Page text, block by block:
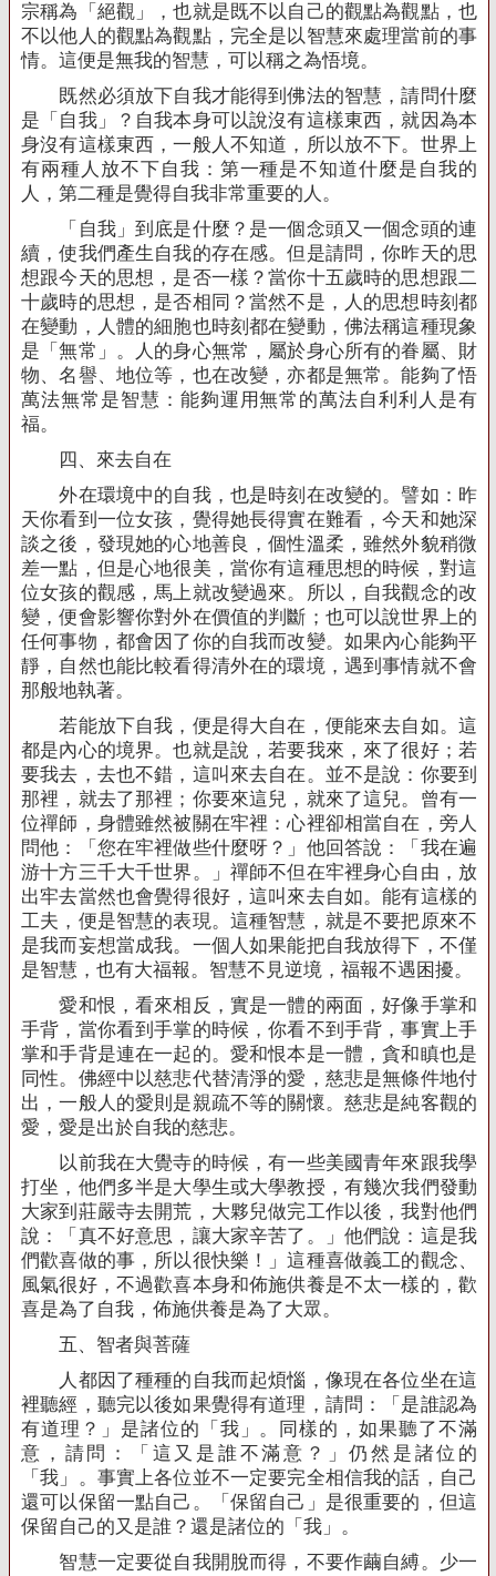
宗稱為「絕觀」，也就是既不以自己的觀點為觀點，也
不以他人的觀點為觀點，完全是以智慧來處理當前的事
情。這便是無我的智慧，可以稱之為悟境。
既然必須放下自我才能得到佛法的智慧，請問什麼
是「自我」？自我本身可以說沒有這樣東西，就因為本
身沒有這樣東西，一般人不知道，所以放不下。世界上
有兩種人放不下自我：第一種是不知道什麼是自我的
人，第二種是覺得自我非常重要的人。
「自我」到底是什麼？是一個念頭又一個念頭的連
續，使我們產生自我的存在感。但是請問，你昨天的思
想跟今天的思想，是否一樣？當你十五歲時的思想跟二
十歲時的思想，是否相同？當然不是，人的思想時刻都
在變動，人體的細胞也時刻都在變動，佛法稱這種現象
是「無常」。人的身心無常，屬於身心所有的眷屬、財
物、名譽、地位等，也在改變，亦都是無常。能夠了悟
萬法無常是智慧：能夠運用無常的萬法自利利人是有
福。
四、來去自在
外在環境中的自我，也是時刻在改變的。譬如：昨
天你看到一位女孩，覺得她長得實在難看，今天和她深
談之後，發現她的心地善良，個性溫柔，雖然外貌稍微
差一點，但是心地很美，當你有這種思想的時候，對這
位女孩的觀感，馬上就改變過來。所以，自我觀念的改
變，便會影響你對外在價值的判斷；也可以說世界上的
任何事物，都會因了你的自我而改變。如果內心能夠平
靜，自然也能比較看得清外在的環境，遇到事情就不會
那般地執著。
若能放下自我，便是得大自在，便能來去自如。這
都是內心的境界。也就是說，若要我來，來了很好；若
要我去，去也不錯，這叫來去自在。並不是說：你要到
那裡，就去了那裡；你要來這兒，就來了這兒。曾有一
位禪師，身體雖然被關在牢裡：心裡卻相當自在，旁人
問他：「您在牢裡做些什麼呀？」他回答說：「我在遍
游十方三千大千世界。」禪師不但在牢裡身心自由，放
出牢去當然也會覺得很好，這叫來去自如。能有這樣的
工夫，便是智慧的表現。這種智慧，就是不要把原來不
是我而妄想當成我。一個人如果能把自我放得下，不僅
是智慧，也有大福報。智慧不見逆境，福報不遇困擾。
愛和恨，看來相反，實是一體的兩面，好像手掌和
手背，當你看到手掌的時候，你看不到手背，事實上手
掌和手背是連在一起的。愛和恨本是一體，貪和瞋也是
同性。佛經中以慈悲代替清淨的愛，慈悲是無條件地付
出，一般人的愛則是親疏不等的關懷。慈悲是純客觀的
愛，愛是出於自我的慈悲。
以前我在大覺寺的時候，有一些美國青年來跟我學
打坐，他們多半是大學生或大學教授，有幾次我們發動
大家到莊嚴寺去開荒，大夥兒做完工作以後，我對他們
說：「真不好意思，讓大家辛苦了。」他們說：這是我
們歡喜做的事，所以很快樂！」這種喜做義工的觀念、
風氣很好，不過歡喜本身和佈施供養是不太一樣的，歡
喜是為了自我，佈施供養是為了大眾。
五、智者與菩薩
人都因了種種的自我而起煩惱，像現在各位坐在這
裡聽經，聽完以後如果覺得有道理，請問：「是誰認為
有道理？」是諸位的「我」。同樣的，如果聽了不滿
意，請問：「這又是誰不滿意？」仍然是諸位的
「我」。事實上各位並不一定要完全相信我的話，自己
還可以保留一點自己。「保留自己」是很重要的，但這
保留自己的又是誰？還是諸位的「我」。
智慧一定要從自我開脫而得，不要作繭自縛。少一